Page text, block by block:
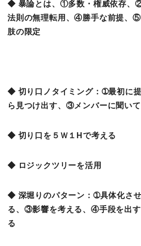
◆ 暴論とは、①多数・権威依存、
法則の無理転用、④勝手な前提、
肢の限定
◆ 切り口ノタイミング：➀最初に
ら見つけ出す、③メンバーに聞い
◆ 切り口を５Ｗ１Hで考える
◆ ロジックツリーを活用
◆ 深堀りのパターン：➀具体化さ
る、③影響を考える、④手段を出
る